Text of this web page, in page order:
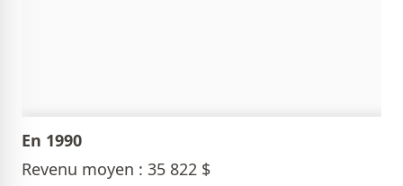
En 1990
Revenu moyen : 35 822 $